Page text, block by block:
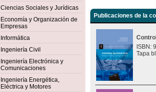
Ciencias Sociales y Jurídicas
Economía y Organización de
Empresas
Informática
Ingeniería Civil
Ingeniería Electrónica y
Comunicaciones
Ingeniería Energética,
Eléctrica y Motores
Publicaciones de la
ISBN:
Tapa